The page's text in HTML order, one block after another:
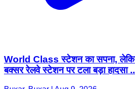
World Class स्टेशन का सपना,
बक्सर रेलवे स्टेशन पर टला बड़ा हादसा